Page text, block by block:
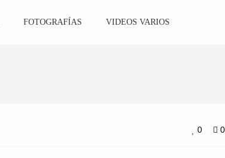
FOTOGRAFÍAS VIDEOS VARIOS
0 0